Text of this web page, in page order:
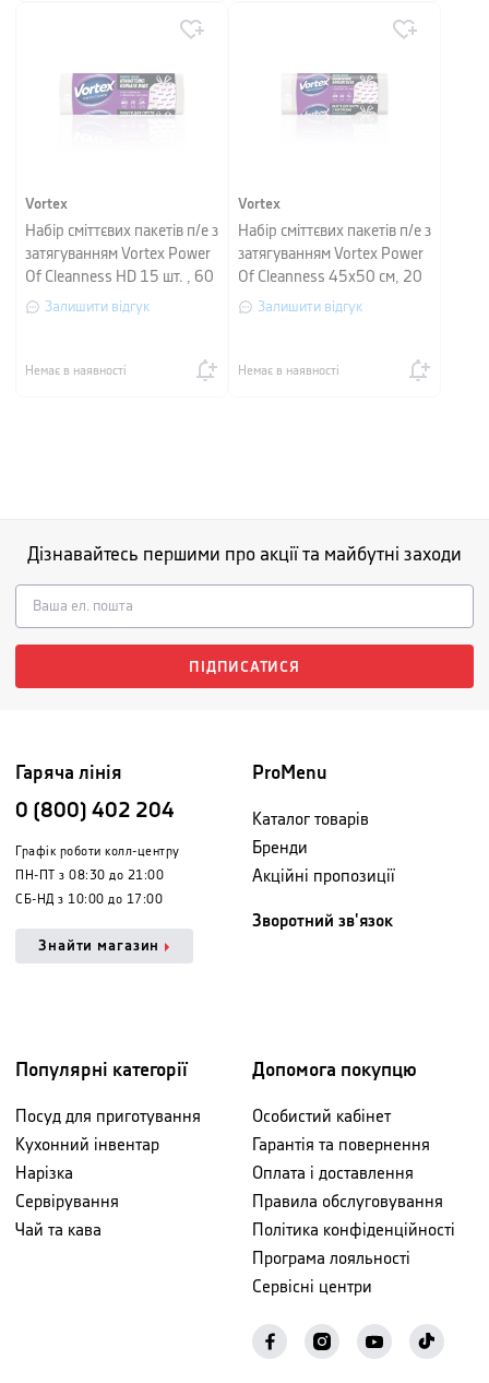
Vortex
Набір сміттєвих пакетів п/е з
затягуванням Vortex Power
Of Cleanness HD 15 шт. , 60
л, 60х64 см
Залишити відгук
Немає в наявності
Vortex
Набір сміттєвих пакетів п/е з
затягуванням Vortex Power
Of Cleanness 45х50 см, 20
л, 30 шт
Залишити відгук
Немає в наявності
Дізнавайтесь першими про акції та майбутні заходи
ПІДПИСАТИСЯ
Гаряча лінія
0 (800) 402 204
Графік роботи колл-центру
ПН-ПТ з 08:30 до 21:00
СБ-НД з 10:00 до 17:00
Знайти магазин
ProMenu
Каталог товарів
Бренди
Акційні пропозиції
Зворотний зв'язок
Популярні категорії
Посуд для приготування
Кухонний інвентар
Нарізка
Сервірування
Чай та кава
Допомога покупцю
Особистий кабінет
Гарантія та повернення
Оплата і доставлення
Правила обслуговування
Політика конфіденційності
Програма лояльності
Сервісні центри